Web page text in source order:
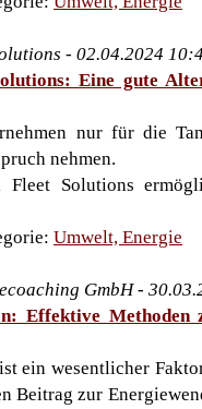
- 02.04.2024
Eine gute
nur für die
nehmen.
Solutions
Umwelt, Energie
GmbH -
Effektive Methoden
ein wesentlicher
Beitrag zur